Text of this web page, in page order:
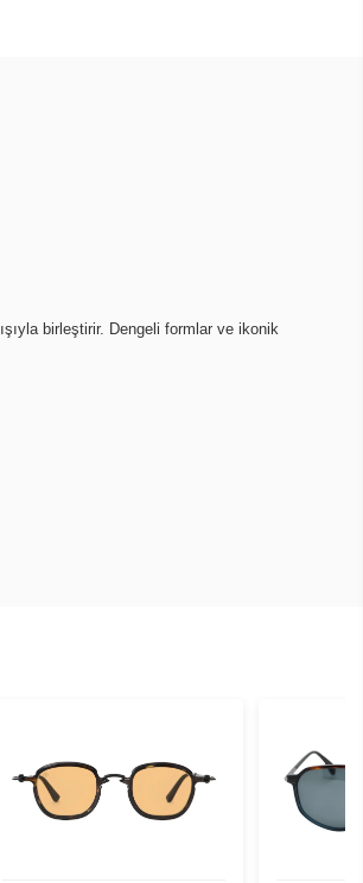
birleştirir. Dengeli formlar ve ikonik